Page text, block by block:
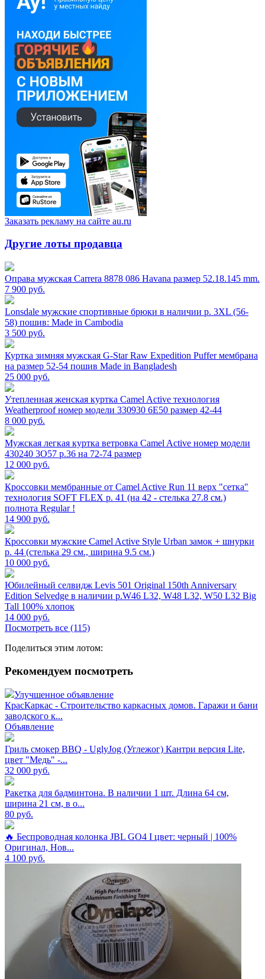
Заказать рекламу на сайте au.ru
Другие лоты продавца
Оправа мужская Carrera 8878 086 Havana размер 52.18.145 mm.
7 900 руб.
Lonsdale мужские спортивные брюки в наличии р. 3XL (56-
58) пошив: Made in Cambodia
3 500 руб.
Куртка зимняя мужская G-Star Raw Expedition Puffer мембрана
на размер 52-54 пошив Made in Bangladesh
25 000 руб.
Утепленная женская куртка Camel Active технология
Weatherproof номер модели 330930 6E50 размер 42-44
8 000 руб.
Мужская легкая куртка ветровка Camel Active номер модели
430240 3O57 р.36 на 72-74 размер
12 000 руб.
Кроссовки мембранные от Camel Active Run 11 верх "сетка"
технология SOFT FLEX р. 41 (на 42 - стелька 27.8 см.)
полнота Regular !
14 900 руб.
Кроссовки мужские Camel Active Style Urban замок + шнурки
р. 44 (стелька 29 см., ширина 9.5 см.)
10 000 руб.
Юбилейный селвидж Levis 501 Original 150th Anniversary
Edition Selvedge в наличии р.W46 L32, W48 L32, W50 L32 Big
Tall 100% хлопок
14 000 руб.
Посмотреть все (115)
Поделиться этим лотом:
Рекомендуем посмотреть
Улучшенное объявление
КрасКаркас - Строительство каркасных домов. Гаражи и бани
заводского к...
Объявление
Гриль смокер BBQ - UglyJog (Углежог) Кантри версия Lite,
цвет "Медь" -...
32 000 руб.
Ракетка для бадминтона. В наличии 1 шт. Длина 64 см,
ширина 21 см, в о...
80 руб.
🔥 Беспроводная колонка JBL GO4 I цвет: черный | 100%
Оригинал, Нов...
4 100 руб.